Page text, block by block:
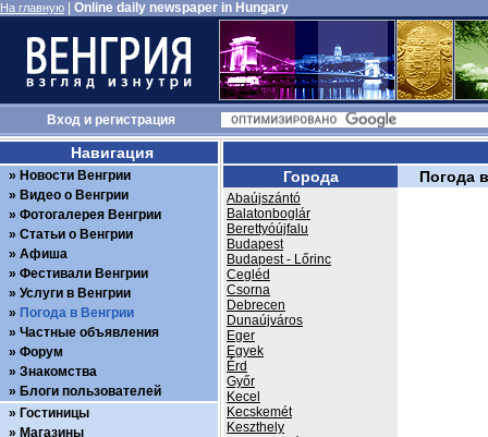
На главную Online daily newspaper in Hungary
Входи регистрация
Города
Abaújszántó
Balatonboglár
Berettyóújfalu
Budapest
Budapest - Lőrinc
Cegléd
Csorna
Debrecen
Dunaújváros
Eger
Egyek
Érd
Győr
Kecel
Kecskemét
Keszthely
Погода
Навигация
Новости Венгрии
Видео о Венгрии
Фотогалерея Венгрии
Статьи о Венгрии
Афиша
Фестивали Венгрии
Услуги в Венгрии
Погода в Венгрии
Частные объявления
Форум
Знакомства
Блоги пользователей
Гостиницы
Магазины